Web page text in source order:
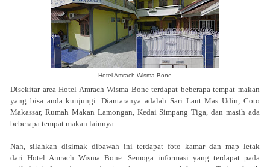
Hotel Amrach Wisma Bone
Disekitar area Hotel Amrach Wisma Bone terdapat beberapa tempat makan
yang bisa anda kunjungi. Diantaranya adalah Sari Laut Mas Udin, Coto
Makassar, Rumah Makan Lamongan, Kedai Simpang Tiga, dan masih ada
beberapa tempat makan lainnya.
Nah, silahkan disimak dibawah ini terdapat foto kamar dan map letak
dari Hotel Amrach Wisma Bone. Semoga informasi yang terdapat pada